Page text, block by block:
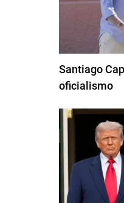
Santiago
oficialismo